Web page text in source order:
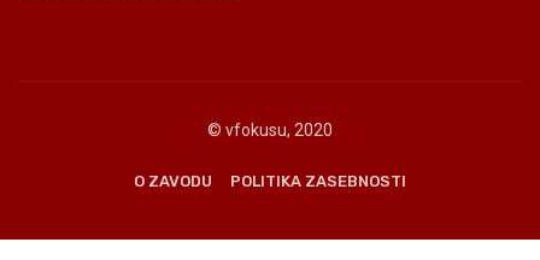
© vfokusu, 2020
O ZAVODU POLITIKA ZASEBNOSTI